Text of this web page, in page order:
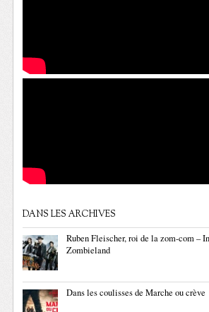
DANS LES ARCHIVES
Ruben Fleischer, roi de la zom-com –
Zombieland
Dans les coulisses de Marche ou crève